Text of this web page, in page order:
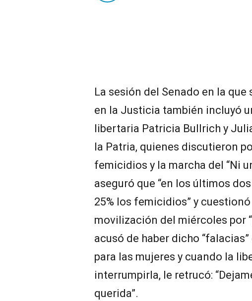
La sesión del Senado en la
en la Justicia también incluyó
libertaria Patricia Bullrich y
la Patria, quienes discutieron
femicidios y la marcha del “Ni
aseguró que “en los últimos
25% los femicidios” y
movilización del miércoles por
acusó de haber dicho
para las mujeres y cuando la
interrumpirla, le retrucó:
querida”.